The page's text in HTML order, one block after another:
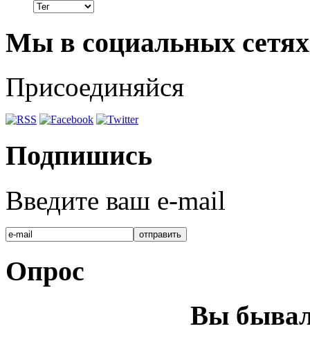
Мы в социальных сетях
Присоединяйся
Подпишись
Введите ваш e-mail
Опрос
Вы